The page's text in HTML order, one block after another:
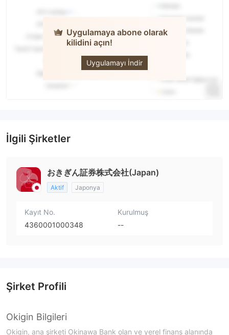
Uygulamaya abone olarak
kilidini açın!
Uygulamayı İndir
İlgili Şirketler
おきぎん証券株式会社(Japan)
Aktif Japonya
Kayıt No.
4360001000348
Kurulmuş
--
Şirket Profili
Okigin Bilgileri
Okigin, ana şirketi Okinawa Bank olan ve yerel finans alanında